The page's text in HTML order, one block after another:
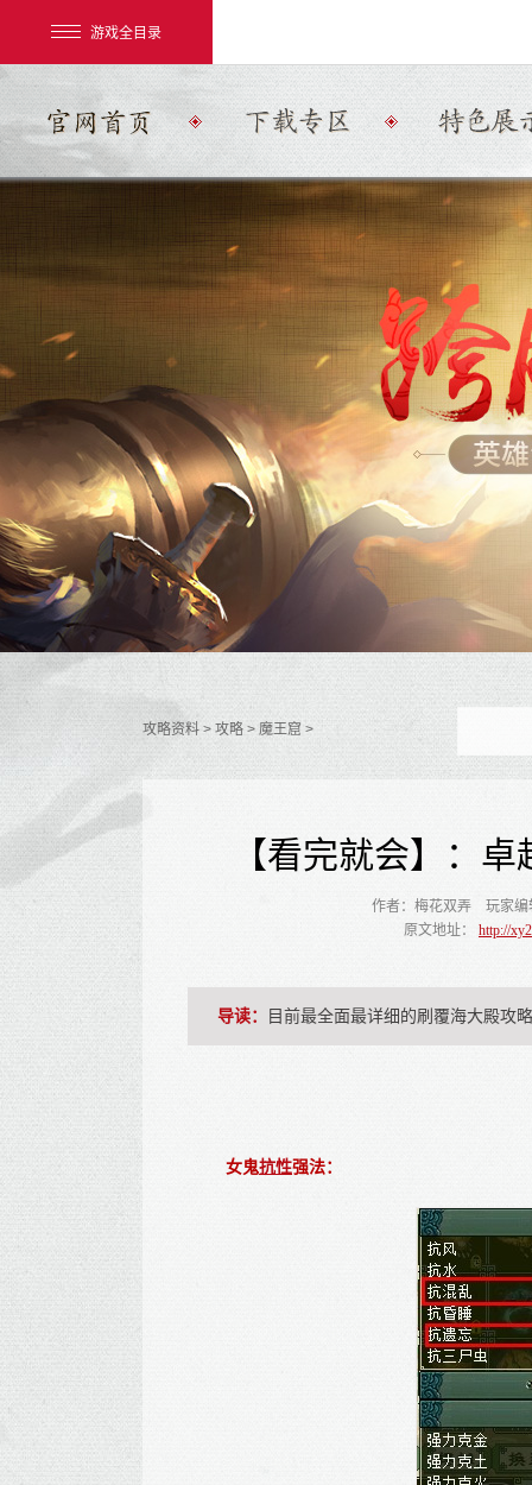
游戏全目录
游戏爱好者
我的足迹： 大话2经典版
攻略资料 > 攻略 > 魔王窟 >
【看完就会】：
作者：梅花双弄 玩家编
原文地址： http://
导读： 目前最全面最详细的刷覆海大殿攻
女鬼抗性强法：